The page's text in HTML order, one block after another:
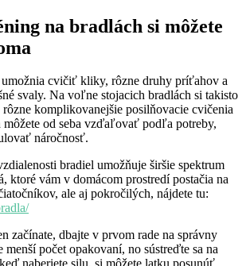
na bradlách si môžete
umožnia cvičiť kliky, rôzne druhy príťahov a
svaly. Na voľne stojacich bradlách si takisto
komplikovanejšie posilňovacie cvičenia
môžete od seba vzďaľovať podľa potreby,
náročnosť.
bradiel umožňuje širšie spektrum
ktoré vám v domácom prostredí postačia na
ale aj pokročilých, nájdete tu:
začínate, dbajte v prvom rade na správny
počet opakovaní, no sústreďte sa na